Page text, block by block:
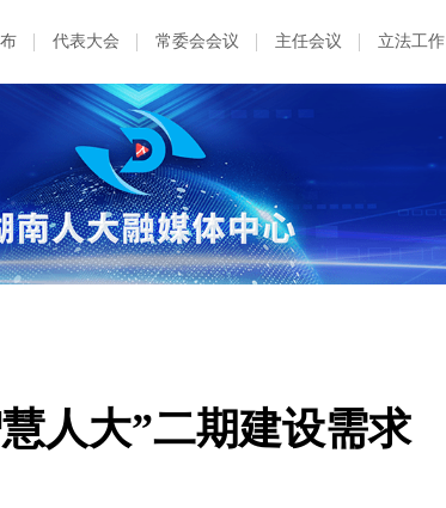
代表大会 常委会会议 主任会议 立法工作
人大”二期建设需求